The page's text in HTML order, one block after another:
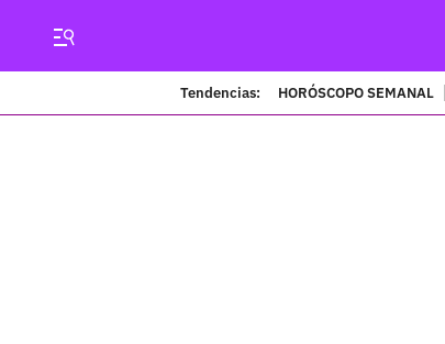
Tendencias: HORÓSCOPO SEMANAL